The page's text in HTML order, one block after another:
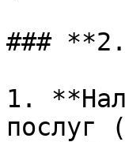
### **2.
1.
послуг